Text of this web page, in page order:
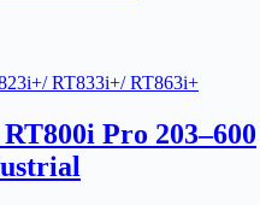
Pro 203–600